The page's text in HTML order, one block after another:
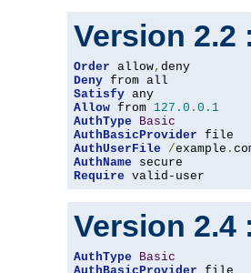
Version 2.2 :
Order allow,
Deny
Satisfy
Allow from 127.0 . 0.1
AuthType
Basic
AuthBasicProvider
AuthUserFile
/example .
AuthName
Require valid-user
Version 2.4 :
AuthType
Basic